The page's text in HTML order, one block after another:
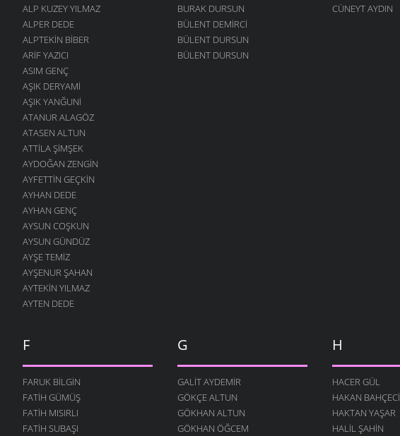
ALP KUZEY YILMAZ
ALPER DEDE
ALPTEKIN BIBER
ARIF YAZICI
ASIM GENÇ
AŞIK DERYAMI
AŞIK YANĞUNI
ATANUR ALAGÖZ
ATASEN ALTUN
ATTILA ŞIMŞEK
AYDOĞAN ZENGIN
AYFETTIN GEÇKIN
AYHAN DEDE
AYHAN GENÇ
AYSUN COŞKUN
AYSUN GÜNDÜZ
AYŞE TEMIZ
AYŞENUR ŞAHAN
AYTEKIN YILMAZ
AYTEN DEDE
BURAK DURSUN
BÜLENT DEMIRCI
BÜLENT DURSUN
BÜLENT DURSUN
CÜNEYT AYDIN
F
FARUK BILGIN
FATIH GÜMÜŞ
FATIH MISIRLI
FATIH SUBAŞI
G
GALIT AYDEMIR
GÖKÇE ALTUN
GÖKHAN ALTUN
GÖKHAN ÖĞCEM
H
HACER GÜL
HAKAN BAHÇECI
HAKTAN YAŞAR
HALIL ŞAHIN